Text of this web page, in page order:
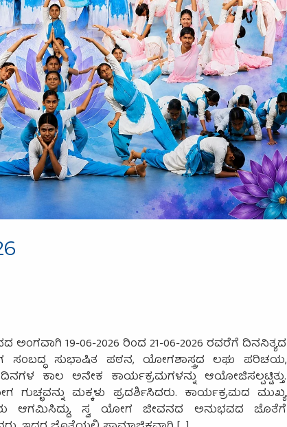
ಅಂಗವಾಗಿ 19-06-2026 ರಿಂದ 21-06-2026 ರವರೆಗೆ ದಿನನಿತ್ಯದ
ಸುಭಾಷಿತ ಪಠನ, ಯೋಗಶಾಸ್ತ್ರದ ಲಘು ಪರಿಚಯ,
ಕಾಲ ಅನೇಕ ಕಾರ್ಯಕ್ರಮಗಳನ್ನು ಆಯೋಜಿಸಲ್ಪಟ್ಟಿತ್ತು.
ಮಕ್ಕಳು ಪ್ರದರ್ಶಿಸಿದರು. ಕಾರ್ಯಕ್ರಮದ ಮುಖ್ಯ
ಆಗಮಿಸಿದ್ದು, ಸ್ವ ಯೋಗ ಜೀವನದ ಅನುಭವದ ಜೊತೆಗೆ